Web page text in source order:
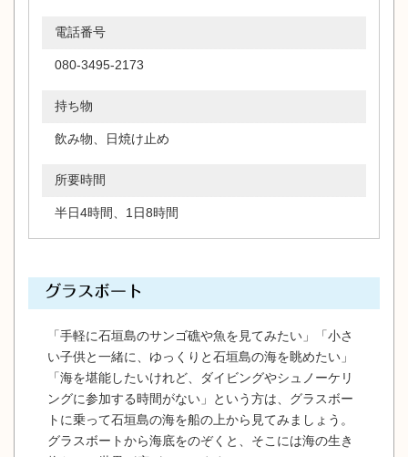
電話番号
080-3495-2173
持ち物
飲み物、日焼け止め
所要時間
半日4時間、1日8時間
グラスボート
「手軽に石垣島のサンゴ礁や魚を見てみたい」「小さ
い子供と一緒に、ゆっくりと石垣島の海を眺めたい」
「海を堪能したいけれど、ダイビングやシュノーケリ
ングに参加する時間がない」という方は、グラスボー
トに乗って石垣島の海を船の上から見てみましょう。
グラスボートから海底をのぞくと、そこには海の生き